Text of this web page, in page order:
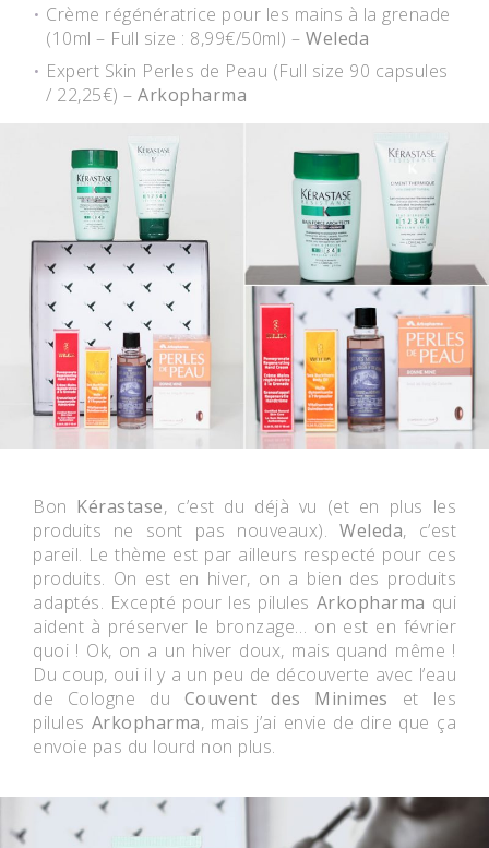
Crème régénératrice pour les mains à la grenade
(10ml – Full size : 8,99€/50ml) – Weleda
Expert Skin Perles de Peau (Full size 90 capsules
/ 22,25€) – Arkopharma
Bon Kérastase, c’est du déjà vu (et en plus les
produits ne sont pas nouveaux).Weleda, c’est
pareil. Le thème est par ailleurs respecté pour ces
produits. On est en hiver, on a bien des produits
adaptés. Excepté pour les pilules Arkopharma qui
aident à préserver le bronzage… on est en février
quoi ! Ok, on a un hiver doux, mais quand même !
Du coup, oui il y a un peu de découverte avec l’eau
de Cologne du Couvent des Minimes et les
pilules Arkopharma, mais j’ai envie de dire que ça
envoie pas du lourd non plus.